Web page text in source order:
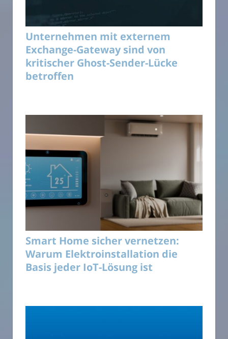
Unternehmen mit externem
Exchange-Gateway sind von
kritischer Ghost-Sender-Lücke
betroffen
Smart Home sicher vernetzen:
Warum Elektroinstallation die
Basis jeder IoT-Lösung ist